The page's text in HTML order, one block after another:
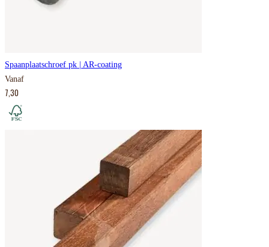
Spaanplaatschroef pk | AR-coating
Vanaf
7,30